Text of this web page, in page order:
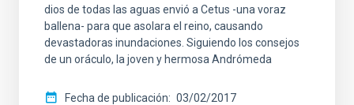
dios de todas las aguas envió a Cetus -una voraz
ballena- para que asolara el reino, causando
devastadoras inundaciones. Siguiendo los consejos
de un oráculo, la joven y hermosa Andrómeda
Fecha de publicación 03/02/2017